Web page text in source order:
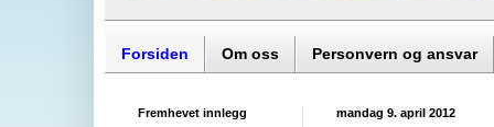
Forsiden Om oss Personvern og ansvar
mandag 9. april 2012
Fremhevet innlegg